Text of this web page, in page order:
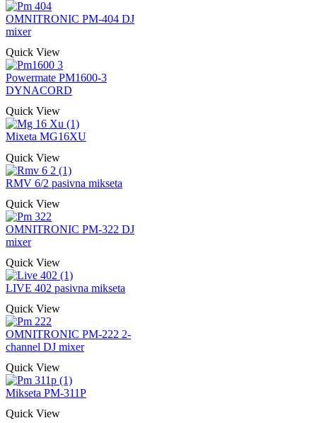
OMNITRONIC PM-404 DJ
mixer
Quick View
Powermate PM1600-3
DYNACORD
Quick View
Mixeta MG16XU
Quick View
RMV 6/2 pasivna mikseta
Quick View
OMNITRONIC PM-322 DJ
mixer
Quick View
LIVE 402 pasivna mikseta
Quick View
OMNITRONIC PM-222 2-
channel DJ mixer
Quick View
Mikseta PM-311P
Quick View